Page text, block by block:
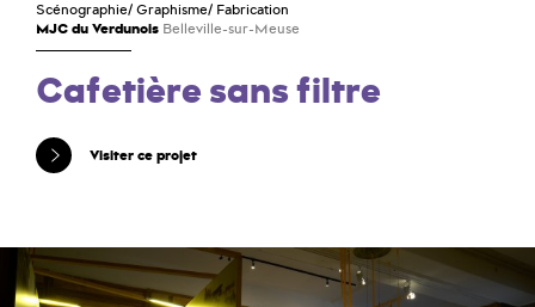
Scénographie/ Graphisme/ Fabrication
MJC du Verdunois Belleville-sur-Meuse
Cafetière sans filtre
Visiter ce projet